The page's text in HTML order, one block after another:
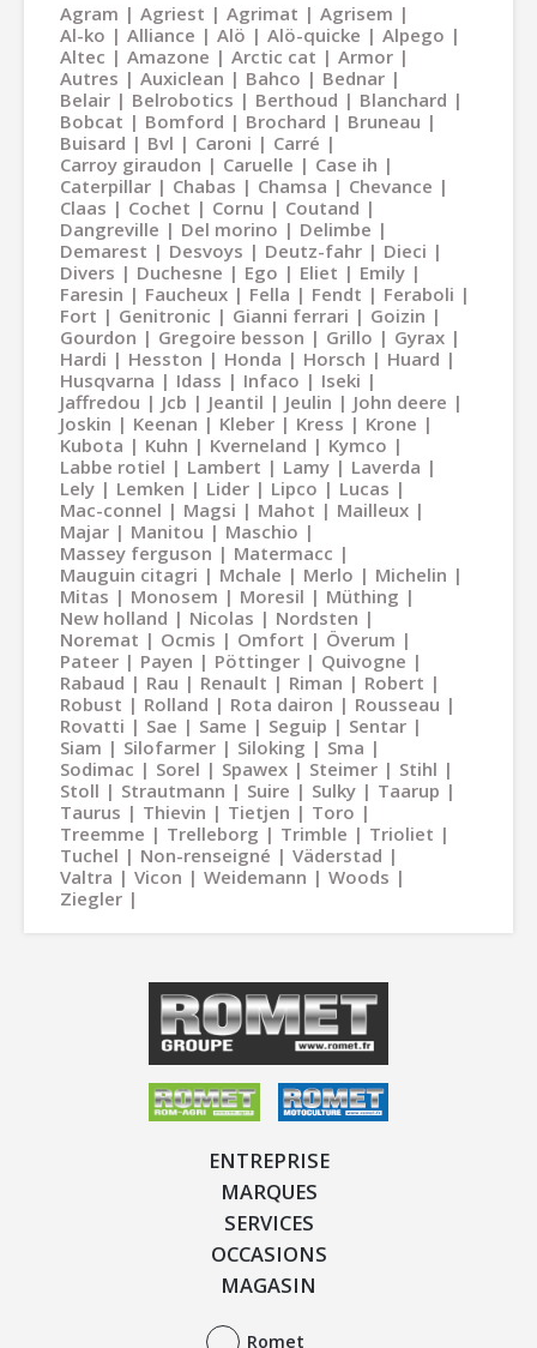
Agram Agriest Agrimat
Agrisem
Al-ko
Alliance Alö Alö-quicke
Alpego
Altec
Amazone Arctic cat
Armor
Autres
Auxiclean Bahco
Bednar
Belair
Belrobotics Berthoud
Blanchard
Bobcat
Bomford Brochard
Bruneau
Buisard
Bvl Caroni
Carré
Carroy giraudon
Caruelle
Case ih
Caterpillar
Chabas Chamsa
Chevance
Claas
Cochet Cornu
Coutand
Dangreville
Del morino
Delimbe
Demarest
Desvoys Deutz-fahr
Dieci
Divers
Duchesne Ego Eliet
Emily
Faresin
Faucheux Fella Fendt
Feraboli
Fort
Genitronic Gianni ferrari
Goizin
Gourdon
Gregoire besson Grillo
Gyrax
Hardi
Hesston Honda Horsch
Huard
Husqvarna
Idass Infaco
Iseki
Jaffredou
Jcb Jeantil Jeulin
John deere
Joskin
Keenan Kleber Kress
Krone
Kubota
Kuhn Kverneland
Kymco
Labbe rotiel
Lambert Lamy
Laverda
Lely
Lemken Lider Lipco
Lucas
Mac-connel
Magsi Mahot
Mailleux
Majar
Manitou
Maschio
Massey ferguson
Matermacc
Mauguin citagri
Mchale Merlo
Michelin
Mitas
Monosem Moresil
Müthing
New holland
Nicolas
Nordsten
Noremat
Ocmis Omfort
Överum
Pateer
Payen Pöttinger
Quivogne
Rabaud
Rau Renault Riman
Robert
Robust
Rolland Rota dairon
Rousseau
Rovatti
Sae Same Seguip
Sentar
Siam
Silofarmer Siloking
Sma
Sodimac
Sorel Spawex Steimer
Stihl
Stoll
Strautmann Suire Sulky
Taarup
Taurus
Thievin Tietjen
Toro
Treemme
Trelleborg Trimble
Trioliet
Tuchel
Non-renseigné
Väderstad
Valtra
Vicon Weidemann
Woods
Ziegler
ENTREPRISE
MARQUES
SERVICES
OCCASIONS
MAGASIN
Romet